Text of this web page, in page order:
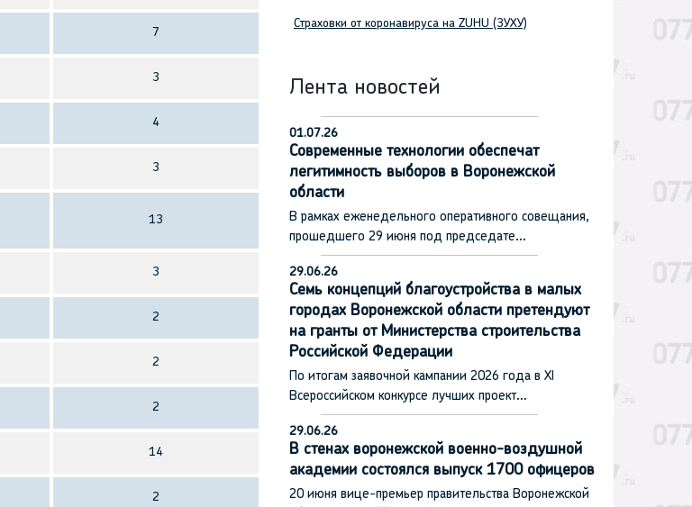
7
3
4
3
13
3
2
2
2
14
2
Страховки от коронавируса на ZUHU (ЗУХУ)
Лента новостей
01.07.26
Современные технологии обеспечат
легитимность выборов в Воронежской
области
В рамках еженедельного оперативного совещания,
прошедшего 29 июня под председате…
29.06.26
Семь концепций благоустройства в малых
городах Воронежской области претендуют
на гранты от Министерства строительства
Российской Федерации
По итогам заявочной кампании 2026 года в XI
Всероссийском конкурсе лучших проект…
29.06.26
В стенах воронежской военно-воздушной
академии состоялся выпуск 1700 офицеров
20 июня вице-премьер правительства Воронежской